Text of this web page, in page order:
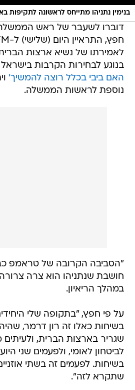
בנימין נתניהו מתייחס לראשונה לתקיפות
דוברו לשעבר של ראש הממשלה
לאמירתו של נשיא ארצות
בנוגע לבחירות הקרבות
האם ביבי בכלל רוצה להמשיך'
נוספת לראשות הממשלה.
"הסביבה הקרובה של טראמפ
חושבת שנתניהו הוא צרה
במהלך הריאיון.
על פי חפץ, "בתקופה שלי
בשיחות כאלו זה רון דרמר, שהיה
שגריר בארצות הברית, ולעיתים
לביטחון לאומי, ולפעמים שני
בשיחות. לפעמים זה בשתי
שתקרא לזה".